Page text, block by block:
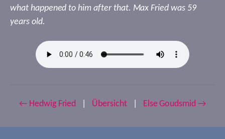
what happened to him after that. Max Fried was 59
years old.
← Hedwig Fried Übersicht Else Goudsmid →